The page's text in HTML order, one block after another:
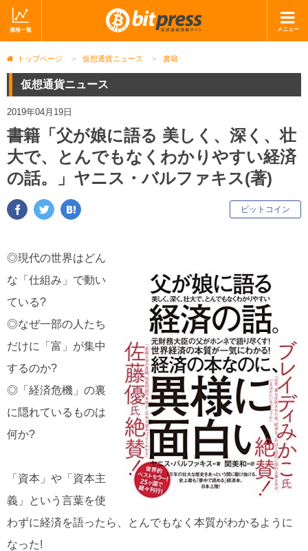
価格一覧 メニュー
ホーム
取引会社
コラム・レポート
ツイッター 動画
ショップ
トップページ > 仮想通貨ニュース > 書籍
仮想通貨ニュース
2019年04月19日
書籍「父が娘に語る 美しく、深く、壮
大で、とんでもなくわかりやすい経済
の話。」ヤニス・バルファキス(著)
キ
ー
ビットコイン
◎現代の世界はどん
な「仕組み」で動い
ている?
◎なぜ一部の人たち
だけに「富」が集中
するのか?
◎「経済危機」の裏
に隠れているものは
何か?
「資本」や「資本主
義」という言葉を使
わずに経済を語ったら、とんでもなく本質がわかるように
なった!